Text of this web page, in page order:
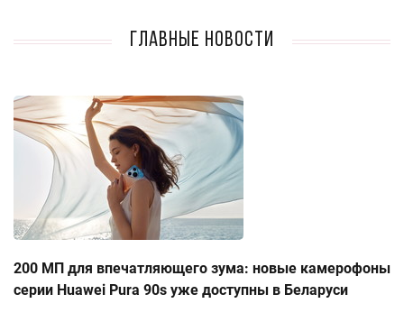
Главные новости
200 МП для впечатляющего зума: новые камерофоны
серии Huawei Pura 90s уже доступны в Беларуси